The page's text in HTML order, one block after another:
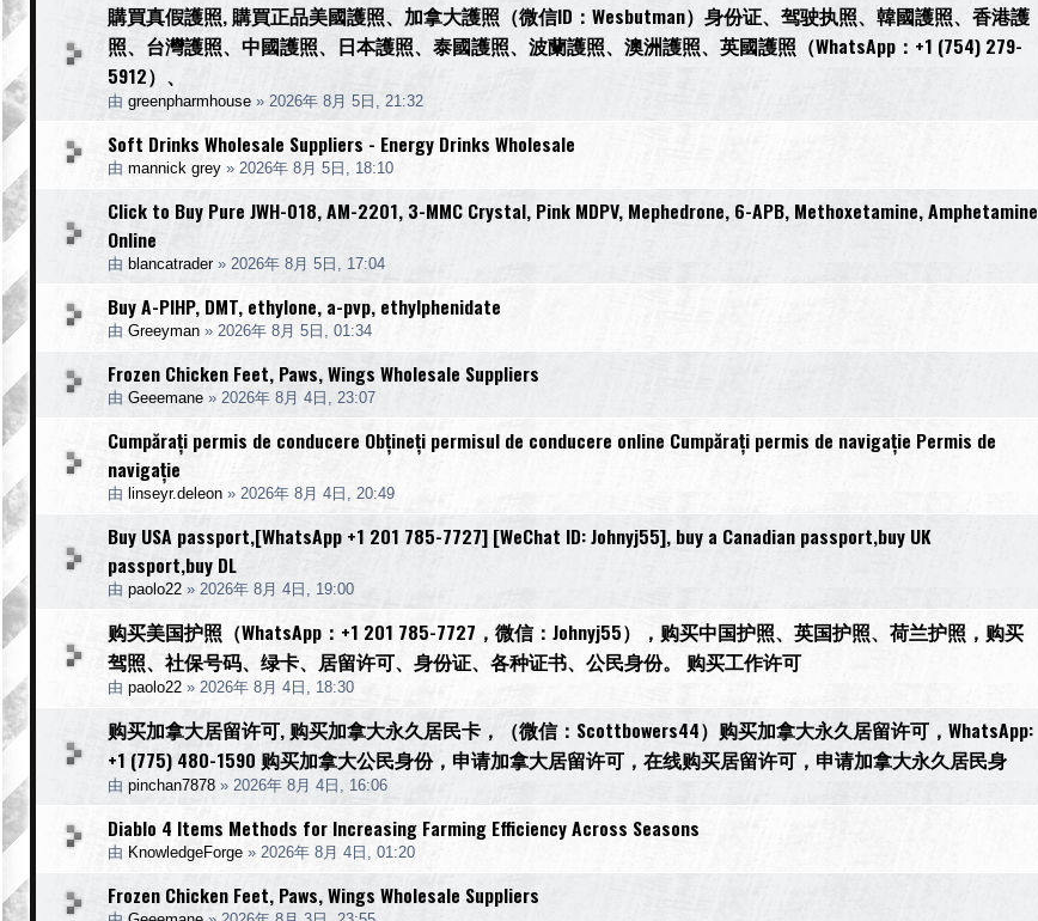
購買真假護照, 購買正品美國護照、加拿大護照（微信ID：Wesbutman）身份证、驾驶执照、韓國護照、香港護
照、台灣護照、中國護照、日本護照、泰國護照、波蘭護照、澳洲護照、英國護照（WhatsApp：+1 (754) 279-
5912）、
由 greenpharmhouse » 2026年 8月 5日, 21:32
Soft Drinks Wholesale Suppliers - Energy Drinks Wholesale
由 mannick grey » 2026年 8月 5日, 18:10
Click to Buy Pure JWH-018, AM-2201, 3-MMC Crystal, Pink MDPV, Mephedrone, 6-APB, Methoxetamine, Amphetamine
Online
由 blancatrader» 2026年 8月 5日, 17:04
Buy A-PIHP, DMT, ethylone, a-pvp, ethylphenidate
由 Greeyman » 2026年 8月 5日, 01:34
Frozen Chicken Feet, Paws, Wings Wholesale Suppliers
由 Geeemane » 2026年 8月 4日, 23:07
Cumpărați permis de conducere Obțineți permisul de conducere online Cumpărați permis de navigație Permis de
navigație
由 linseyr.deleon » 2026年 8月 4日, 20:49
Buy USA passport,[WhatsApp +1 201 785-7727] [WeChat ID: Johnyj55], buy a Canadian passport,buy UK
passport,buy DL
由 paolo22 » 2026年 8月 4日, 19:00
购买美国护照（WhatsApp：+1 201 785-7727，微信：Johnyj55），购买中国护照、英国护照、荷兰护照，购买
驾照、社保号码、绿卡、居留许可、身份证、各种证书、公民身份。 购买工作许可
由 paolo22 » 2026年 8月 4日, 18:30
购买加拿大居留许可, 购买加拿大永久居民卡，（微信：Scottbowers44）购买加拿大永久居留许可，WhatsApp:
+1 (775) 480-1590 购买加拿大公民身份，申请加拿大居留许可，在线购买居留许可，申请加拿大永久居民身
由 pinchan7878 » 2026年 8月 4日, 16:06
Diablo 4 Items Methods for Increasing Farming Efficiency Across Seasons
由 KnowledgeForge » 2026年 8月 4日, 01:20
Frozen Chicken Feet, Paws, Wings Wholesale Suppliers